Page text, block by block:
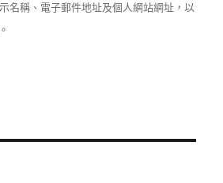
名稱、電子郵件地址及個人網站網址，以